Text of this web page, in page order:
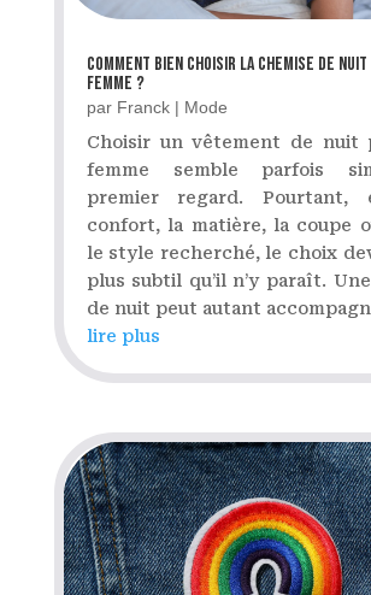
Comment bien choisir la chemise de
femme ?
par Franck| Mode
Choisir un vêtement de nuit
femme semble parfois
premier regard. Pourtant,
confort, la matière, la coupe
le style recherché, le choix
plus subtil qu’il n’y paraît.
de nuit peut autant
lire plus